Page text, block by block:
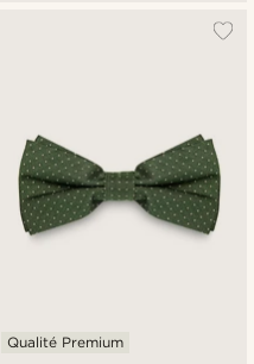
Qualité Premium